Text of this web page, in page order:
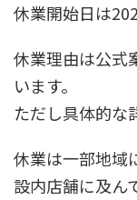
休業開始日は
休業理由は公式
います。
ただし具体的な
休業は一部地域
設内店舗に及ん